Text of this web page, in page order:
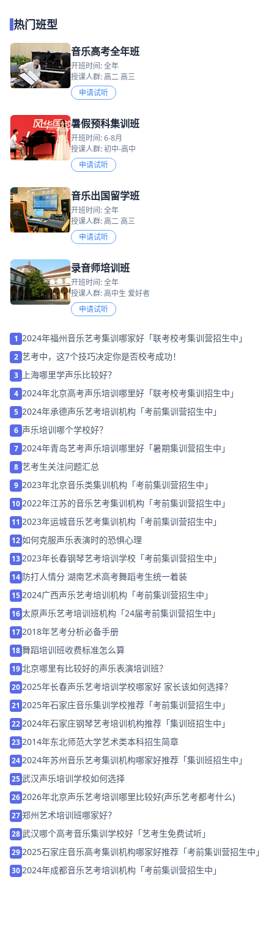
热门班型
音乐高考全年班
开班时间: 全年
授课人群: 高二 高三
申请试听
暑假预科集训班
开班时间: 6-8月
授课人群: 初中-高中
申请试听
音乐出国留学班
开班时间: 全年
授课人群: 高二 高三
申请试听
录音师培训班
开班时间: 全年
授课人群: 高中生 爱好者
申请试听
1 2024年福州音乐艺考集训哪家好「联考校考集训营招生中」
2 艺考中，这7个技巧决定你是否校考成功！
3 上海哪里学声乐比较好？
4 2024年北京高考声乐培训哪里好「联考校考集训招生中」
5 2024年承德声乐艺考培训机构「考前集训营招生中」
6 声乐培训哪个学校好？
7 2024年青岛艺考声乐培训哪里好「暑期集训营招生中」
8 艺考生关注问题汇总
9 2023年北京音乐类集训机构「考前集训营招生中」
10 2022年江苏的音乐艺考集训机构「考前集训营招生中」
11 2023年运城音乐艺考集训机构「考前集训营招生中」
12如何克服声乐表演时的恐惧心理
13 2023年长春钢琴艺考培训学校「考前集训营招生中」
14 防打人情分 湖南艺术高考舞蹈考生统一着装
15 2024广西声乐艺考培训机构「考前集训营招生中」
16太原声乐艺考培训班机构「24届考前集训营招生中」
17 2018年艺考分析必备手册
18舞蹈培训班收费标准怎么算
19 北京哪里有比较好的声乐表演培训班？
20 2025年长春声乐艺考培训学校哪家好 家长该如何选择？
21 2025年石家庄音乐集训学校推荐「考前集训营招生中」
22 2024年石家庄钢琴艺考培训机构推荐「集训班招生中」
23 2014年东北师范大学艺术类本科招生简章
24 2024年苏州音乐艺考集训机构哪家好推荐「集训班招生中」
25武汉声乐培训学校如何选择
26 2026年北京声乐艺考培训哪里比较好(声乐艺考都考什么)
27郑州艺术培训班哪家好？
28武汉哪个高考音乐集训学校好「艺考生免费试听」
29 2025石家庄音乐高考集训机构哪家好推荐「考前集训营招生中」
30 2024年成都音乐艺考培训机构「考前集训营招生中」